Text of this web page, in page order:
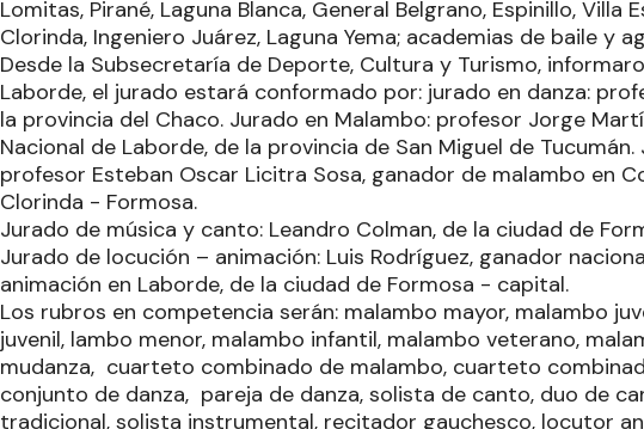
Lomitas, Pirané, Laguna Blanca, General Belgrano, Espinillo, Villa
Clorinda, Ingeniero Juárez, Laguna Yema; academias de baile y
Desde la Subsecretaría de Deporte, Cultura y Turismo,
Laborde, el jurado estará conformado por: jurado en danza:
la provincia del Chaco. Jurado en Malambo: profesor Jorge
Nacional de Laborde, de la provincia de San Miguel de
profesor Esteban Oscar Licitra Sosa, ganador de malambo en
Clorinda - Formosa.
Jurado de música y canto: Leandro Colman, de la ciudad de
Jurado de locución – animación: Luis Rodríguez, ganador
animación en Laborde, de la ciudad de Formosa - capital.
Los rubros en competencia serán: malambo mayor, malambo
juvenil, lambo menor, malambo infantil, malambo veterano,
mudanza, cuarteto combinado de malambo, cuarteto
conjunto de danza, pareja de danza, solista de canto, duo de
tradicional, solista instrumental, recitador gauchesco, locutor